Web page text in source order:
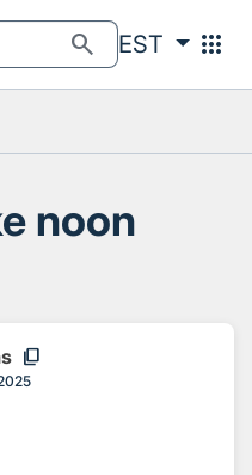
search EST apps
noon
content_copy